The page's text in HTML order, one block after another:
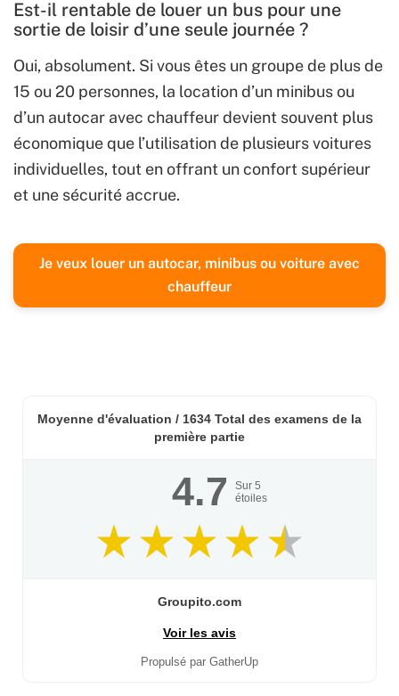
Est-il rentable de louer un bus pour une
sortie de loisir d’une seule journée ?
Oui, absolument. Si vous êtes un groupe de plus de
15 ou 20 personnes, la location d’un minibus ou
d’un autocar avec chauffeur devient souvent plus
économique que l’utilisation de plusieurs voitures
individuelles, tout en offrant un confort supérieur
et une sécurité accrue.
Je veux louer un autocar, minibus ou voiture avec
chauffeur
Moyenne d'évaluation / 1634 Total des examens de la
première partie
4.7 Sur 5
étoiles
Groupito.com
Voir les avis
Propulsé par GatherUp